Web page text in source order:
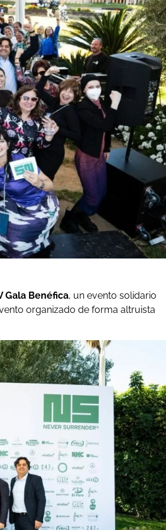
Gala Benéfica, un evento solidario
organizado de forma altruista